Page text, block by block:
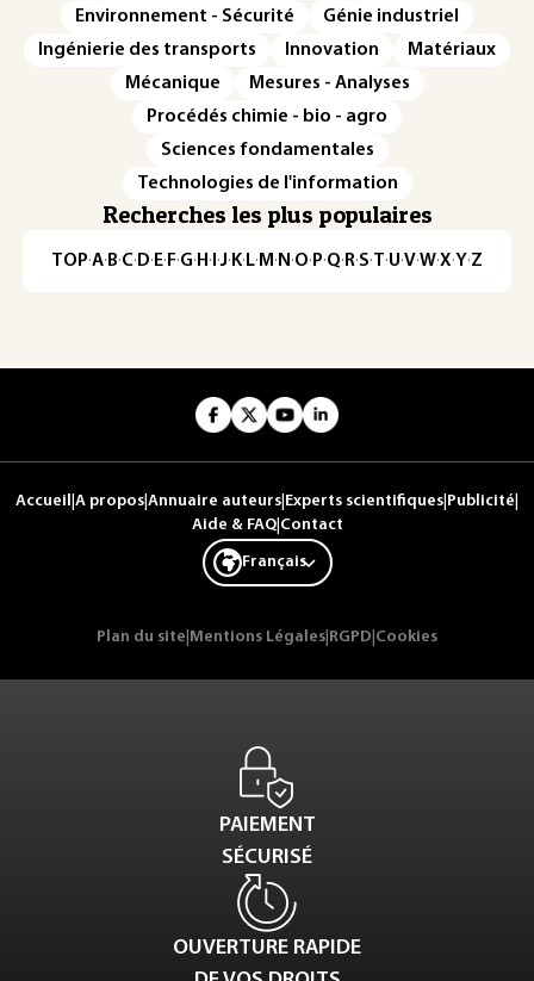
Environnement - Sécurité
Génie industriel
Ingénierie des transports
Innovation
Matériaux
Mécanique
Mesures - Analyses
Procédés chimie - bio - agro
Sciences fondamentales
Technologies de l'information
Recherches les plus populaires
TOP·A·B·C· D· E· F·G· H · ·J· K· L· M · N ·O· P·Q· R·S·T·U·V·W·X·Y·Z
Accueil A propos Annuaire auteurs Experts scientifiques Publicité
Aide & FAQ| Contact
Français
Plan du site Mentions Légales RGPD Cookies
PAIEMENT
SÉCURISÉ
OUVERTURE RAPIDE